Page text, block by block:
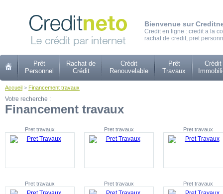
Bienvenue sur
Credit en ligne : credit a la
rachat de credit, pret
Prêt
Personnel
Rachat de
Crédit
Crédit
Renouvelable
Prêt
Travaux
Crédit
Accueil > Financement travaux
Votre recherche :
Financement travaux
Pret travaux Pret travaux Pret travaux
Pret travaux Pret travaux Pret travaux